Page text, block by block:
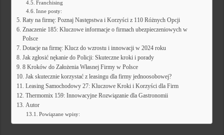
Franchising
Inne posty:
Raty na firmę: Poznaj Następstwa i Korzyści z 110 Różnych Opcji
Znaczenie 185: Kluczowe informacje o firmach ubezpieczeniowych w
Polsce
Dotacje na firmę: Klucz do wzrostu i innowacji w 2024 roku
Jak zgłosić nękanie do Policji: Skuteczne kroki i porady
8 Kroków do Założenia Własnej Firmy w Polsce
Jak skutecznie korzystać z leasingu dla firmy jednoosobowej?
Leasing Samochodowy 27: Kluczowe Kroki i Korzyści dla Firm
Thermomix 159: Innowacyjne Rozwiązanie dla Gastronomii
Autor
Powiązane wpisy: